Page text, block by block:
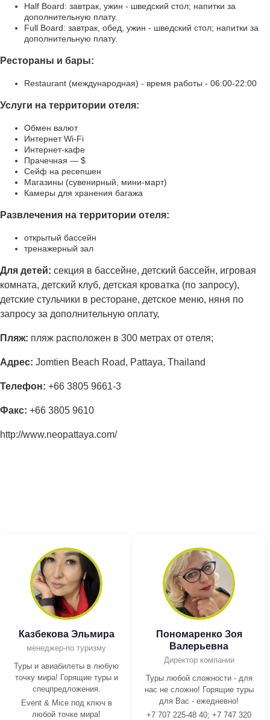
Half Board: завтрак, ужин - шведский стол; напитки за
дополнительную плату.
Full Board: завтрак, обед, ужин - шведский стол; напитки за
дополнительную плату.
Рестораны и бары:
Restaurant (международная) - время работы - 06:00-22:00
Услуги на территории отеля:
Обмен валют
Интернет Wi-Fi
Интернет-кафе
Прачечная — $
Сейф на ресепшен
Магазины (сувенирный, мини-март)
Камеры для хранения багажа
Развлечения на территории отеля:
открытый бассейн
тренажерный зал
Для детей: секция в бассейне, детский бассейн, игровая
комната, детский клуб, детская кроватка (по запросу),
детские стульчики в ресторане, детское меню, няня по
запросу за дополнительную оплату,
Пляж: пляж расположен в 300 метрах от отеля;
Адрес: Jomtien Beach Road, Pattaya, Thailand
Телефон: +66 3805 9661-3
Факс: +66 3805 9610
http://www.neopattaya.com/
Казбекова Эльмира
менеджер-по туризму
Туры и авиабилеты в любую
точку мира! Горящие туры и
спецпредложения.
Event & Mice под ключ в
любой точке мира!
Пономаренко Зоя
Валерьевна
Директор компании
Туры любой сложности - для
нас не сложно! Горящие туры
для Вас - ежедневно!
+7 707 225-48 40; +7 747 320